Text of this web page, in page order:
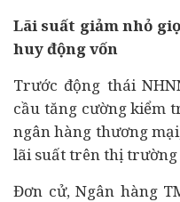
Lãi suất giảm nhỏ
huy động vốn
Trước động thái
cầu tăng cường kiểm
ngân hàng thương
lãi suất trên thị
Đơn cử, Ngân hàng